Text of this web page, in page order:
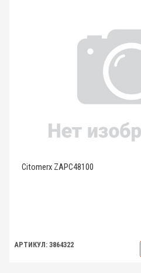
Citomerx ZAPC48100
АРТИКУЛ: 3864322